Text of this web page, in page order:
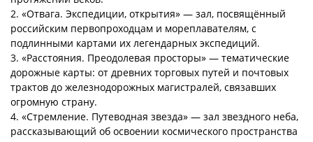
2. «Отвага. Экспедиции, открытия» — зал, посвящённый
российским первопроходцам и мореплавателям, с
подлинными картами их легендарных экспедиций.
3. «Расстояния. Преодолевая просторы» — тематические
дорожные карты: от древних торговых путей и почтовых
трактов до железнодорожных магистралей, связавших
огромную страну.
4. «Стремление. Путеводная звезда» — зал звездного неба,
рассказывающий об освоении космического пространства